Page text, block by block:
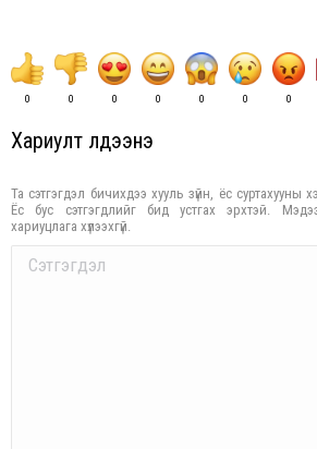
0 0 0 0 0 0 0
Хариулт үлдээнэ үү
Та сэтгэгдэл бичихдээ хууль зүйн, ёс суртахууны
Ёс бус сэтгэгдлийг бид устгах эрхтэй.
хариуцлага хүлээхгүй.
Comment